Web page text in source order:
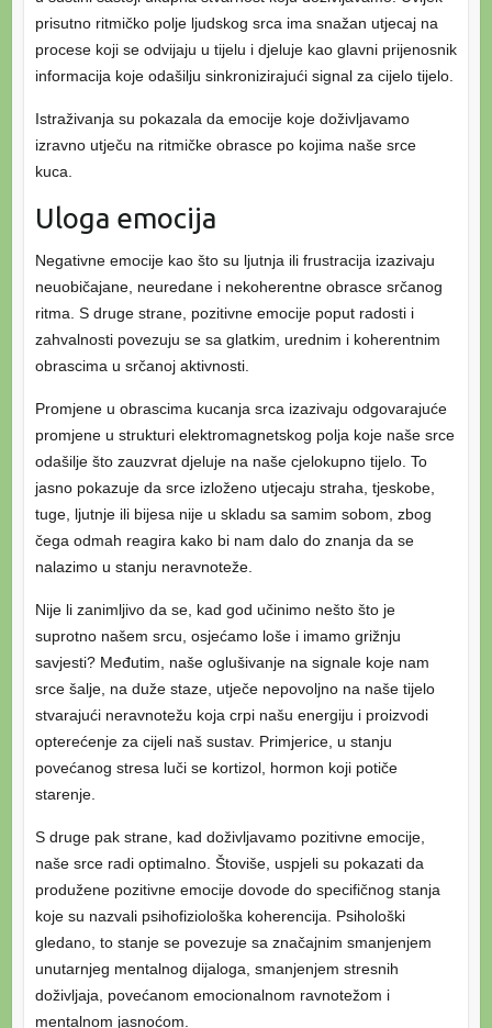
prisutno ritmičko polje ljudskog srca ima snažan utjecaj na
procese koji se odvijaju u tijelu i djeluje kao glavni prijenosnik
informacija koje odašilju sinkronizirajući signal za cijelo tijelo.
Istraživanja su pokazala da emocije koje doživljavamo
izravno utječu na ritmičke obrasce po kojima naše srce
kuca.
Uloga emocija
Negativne emocije kao što su ljutnja ili frustracija izazivaju
neuobičajane, neuredane i nekoherentne obrasce srčanog
ritma. S druge strane, pozitivne emocije poput radosti i
zahvalnosti povezuju se sa glatkim, urednim i koherentnim
obrascima u srčanoj aktivnosti.
Promjene u obrascima kucanja srca izazivaju odgovarajuće
promjene u strukturi elektromagnetskog polja koje naše srce
odašilje što zauzvrat djeluje na naše cjelokupno tijelo. To
jasno pokazuje da srce izloženo utjecaju straha, tjeskobe,
tuge, ljutnje ili bijesa nije u skladu sa samim sobom, zbog
čega odmah reagira kako bi nam dalo do znanja da se
nalazimo u stanju neravnoteže.
Nije li zanimljivo da se, kad god učinimo nešto što je
suprotno našem srcu, osjećamo loše i imamo grižnju
savjesti? Međutim, naše oglušivanje na signale koje nam
srce šalje, na duže staze, utječe nepovoljno na naše tijelo
stvarajući neravnotežu koja crpi našu energiju i proizvodi
opterećenje za cijeli naš sustav. Primjerice, u stanju
povećanog stresa luči se kortizol, hormon koji potiče
starenje.
S druge pak strane, kad doživljavamo pozitivne emocije,
naše srce radi optimalno. Štoviše, uspjeli su pokazati da
produžene pozitivne emocije dovode do specifičnog stanja
koje su nazvali psihofiziološka koherencija. Psihološki
gledano, to stanje se povezuje sa značajnim smanjenjem
unutarnjeg mentalnog dijaloga, smanjenjem stresnih
doživljaja, povećanom emocionalnom ravnotežom i
mentalnom jasnoćom.